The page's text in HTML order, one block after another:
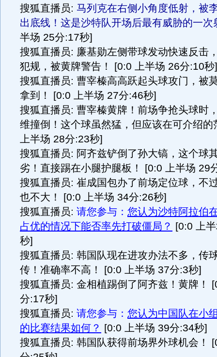
搜狐直播员: 马列克在右侧小角度低射，被
出底线！这是沙特队开场后最有威胁的一次
半场 25分:17秒]
搜狐直播员: 廉基勋左侧带球发动快速反击
犯规，被黄牌警告！ [0:0 上半场 26分:10秒]
搜狐直播员: 曹宰榛高高跃起头球攻门，被
拿到！ [0:0 上半场 27分:46秒]
搜狐直播员: 曹宰榛黄牌！前场争抢头球时
维撞倒！这个球虽然猛，但应该在可介绍的
上半场 28分:23秒]
搜狐直播员: 阿齐兹铲倒了孙大镐，这个球
劣！直接踢在小腿护腿板！ [0:0 上半场 29
搜狐直播员: 崔成国包办了前场定位球，不
也不大！ [0:0 上半场 34分:26秒]
搜狐直播员: 请您参与： 您认为沙特阿拉伯
占优的情况下能否率先打破僵局？ [0:0 上
秒]
搜狐直播员: 韩国队现在进攻办法不多，传
传！准确率不高！ [0:0 上半场 37分:3秒]
搜狐直播员: 金相植踢倒了阿齐兹！黄牌！
分:17秒]
搜狐直播员: 请您参与： 您认为中国队在小
的比赛结果如何？ [0:0 上半场 39分:34秒]
搜狐直播员: 韩国队获得前场界外球机会！